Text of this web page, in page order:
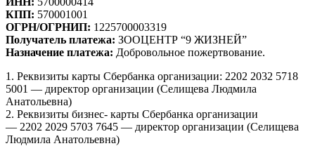
КПП: 570001001
ОГРН/ОГРНИП: 1225700003319
Получатель платежа: ЗООЦЕНТР “9 ЖИЗНЕЙ”
Назначение платежа: Добровольное пожертвование.
1. Реквизиты карты Сбербанка организации: 2202 2032 5718
5001 — директор организации (Селищева Людмила
Анатольевна)
2. Реквизиты бизнес- карты Сбербанка организации
— 2202 2029 5703 7645 — директор организации (Селищева
Людмила Анатольевна)